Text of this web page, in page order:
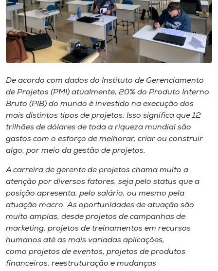
Museu
Unoesc
Store
Selecione
o idioma
A+
A-
De acordo com dados do Instituto de Gerenciamento
de Projetos (PMI) atualmente, 20% do Produto Interno
Bruto (PIB) do mundo é investido na execução dos
mais distintos tipos de projetos. Isso significa que 12
trilhões de dólares de toda a riqueza mundial são
gastos com o esforço de melhorar, criar ou construir
algo, por meio da gestão de projetos.
A carreira de gerente de projetos chama muito a
atenção por diversos fatores, seja pelo status que a
posição apresenta, pelo salário, ou mesmo pela
atuação macro. As oportunidades de atuação são
muito amplas, desde projetos de campanhas de
marketing, projetos de treinamentos em recursos
humanos até as mais variadas aplicações,
como projetos de eventos, projetos de produtos
financeiros, reestruturação e mudanças